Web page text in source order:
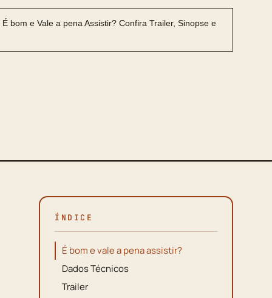
ÍNDICE
É bom e vale a pena assistir?
Dados Técnicos
Trailer